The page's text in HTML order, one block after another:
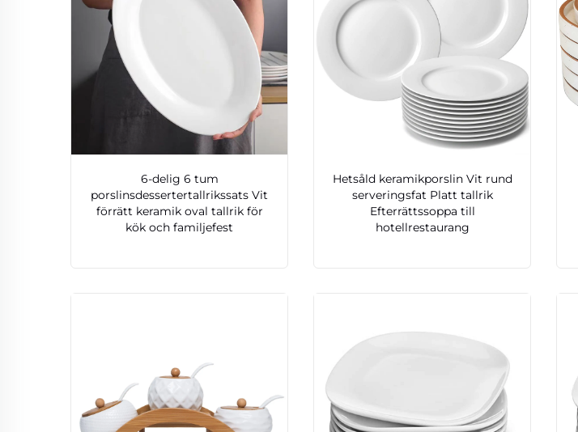
6-delig 6 tum
porslinsdessertertallrikssats Vit
förrätt keramik oval tallrik för
kök och familjefest
Hetsåld keramikporslin Vit rund
serveringsfat Platt tallrik
Efterrättssoppa till
hotellrestaurang